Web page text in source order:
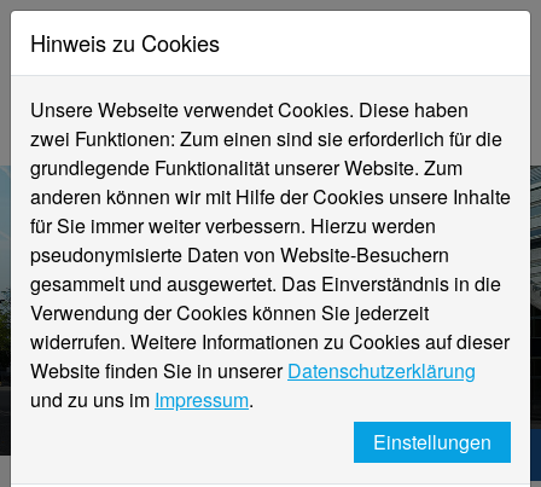
Aktuelle Meldungen
Hochschule Niederrhein
Hochschule Niederrhein. Dein Weg.
Hinweis zu Cookies
Unsere Webseite verwendet Cookies. Diese haben
zwei Funktionen: Zum einen sind sie erforderlich für die
grundlegende Funktionalität unserer Website. Zum
anderen können wir mit Hilfe der Cookies unsere Inhalte
für Sie immer weiter verbessern. Hierzu werden
pseudonymisierte Daten von Website-Besuchern
gesammelt und ausgewertet. Das Einverständnis in die
Verwendung der Cookies können Sie jederzeit
widerrufen. Weitere Informationen zu Cookies auf dieser
Website finden Sie in unsererDatenschutzerklärung
und zu uns im Impressum.
Einstellungen